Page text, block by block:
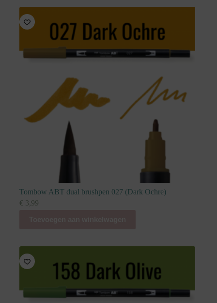
Tombow ABT dual brushpen 027 (Dark Ochre)
€ 3,99